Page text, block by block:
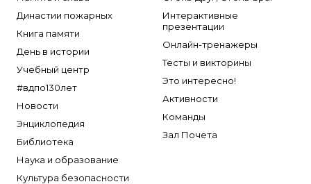
Династии пожарных
Книга памяти
День в истории
Учебный центр
#вдпо130лет
Новости
Энциклопедия
Библиотека
Наука и образование
Культура безопасности
Интерактивные
презентации
Онлайн-тренажеры
Тесты и викторины
Это интересно!
Активности
Команды
Зал Почета